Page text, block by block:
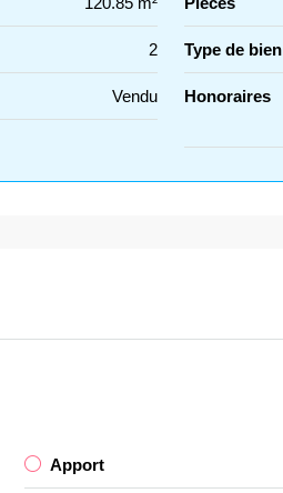
2 Type de bien
Vendu Honoraires
Apport